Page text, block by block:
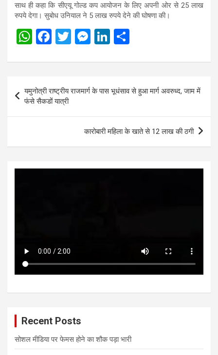
साथ ही कहा कि सीएयू गोल्ड कप आयोजन के लिए अपनी ओर से 25 लाख
रुपये देगा। सुबोध उनियाल ने 5 लाख रुपये देने की घोषणा की।
W
at
s
A
p
F
ce
o
o
T
tt
M
se
n
g
er
Li
ke
dI
n
ar
e
navigation
यमुनोत्री राष्ट्रीय राजमार्ग के पास भूधंसाव से हुआ मार्ग अवरुध्द, जाम में
फंसे सैकडों यात्री
कारोबारी महिला के खाते से 12 लाख की ठगी
Recent Posts
सोशल मीडिया पर फेमस होने का शौक पड़ा भारी